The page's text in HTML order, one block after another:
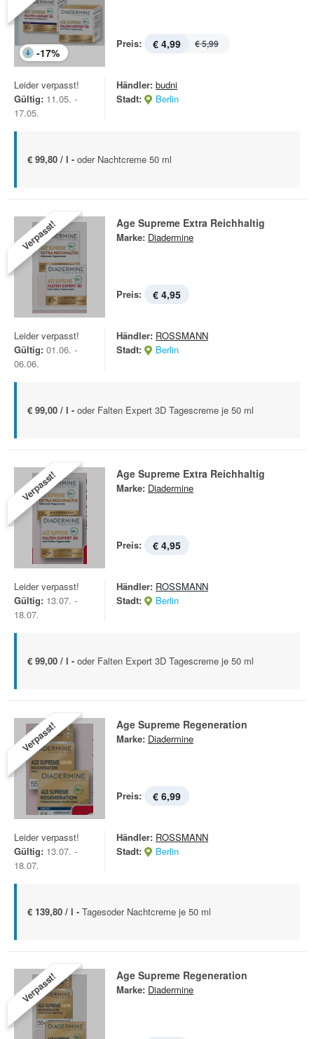
-17%
Preis: € 4,99 € 5,99
Leider verpasst!
Gültig: 11.05. -
17.05.
Händler: budni
Stadt:
Berlin
€ 99,80 / l - oder Nachtcreme 50 ml
Verpasst! Age Supreme Extra Reichhaltig
Marke: Diadermine
Preis: € 4,95
Leider verpasst!
Gültig: 01.06. -
06.06.
Händler: ROSSMANN
Stadt:
Berlin
€ 99,00 / l - oder Falten Expert 3D Tagescreme je 50 ml
Verpasst! Age Supreme Extra Reichhaltig
Marke: Diadermine
Preis: € 4,95
Leider verpasst!
Gültig: 13.07. -
18.07.
Händler: ROSSMANN
Stadt:
Berlin
€ 99,00 / l - oder Falten Expert 3D Tagescreme je 50 ml
Verpasst! Age Supreme Regeneration
Marke: Diadermine
Preis: € 6,99
Leider verpasst!
Gültig: 13.07. -
18.07.
Händler: ROSSMANN
Stadt:
Berlin
€ 139,80 / l - Tagesoder Nachtcreme je 50 ml
Verpasst! Age Supreme Regeneration
Marke: Diadermine